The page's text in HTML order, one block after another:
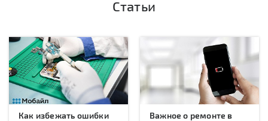
Статьи
Как избежать ошибки
Важное о ремонте в